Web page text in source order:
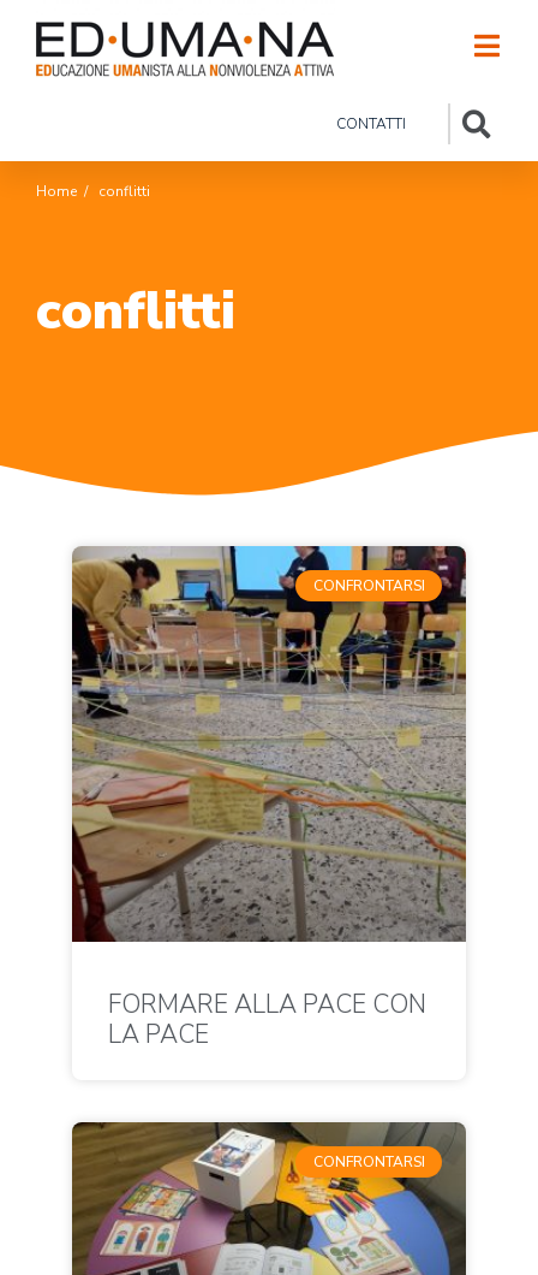
CONTATTI
Home / conflitti
conflitti
CONFRONTARSI
FORMARE ALLA PACE CON
LA PACE
CONFRONTARSI